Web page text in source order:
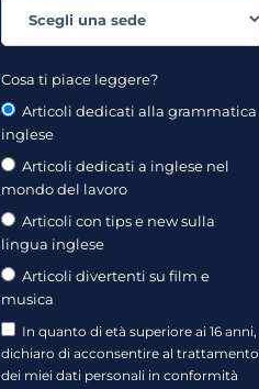
Cosa ti piace leggere?
Articoli dedicati alla grammatica
inglese
Articoli dedicati a inglese nel
mondo del lavoro
Articoli con tips e new sulla
lingua inglese
Articoli divertenti su film e
musica
In quanto di età superiore ai 16 anni,
dichiaro di acconsentire al trattamento
dei miei dati personali in conformità